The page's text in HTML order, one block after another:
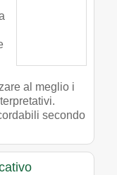
al meglio i
secondo